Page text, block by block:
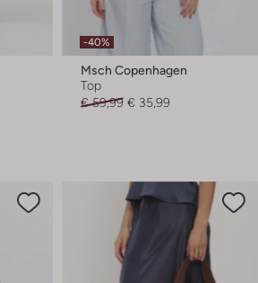
-40%
Msch Copenhagen
Top
€ 59,99 € 35,99